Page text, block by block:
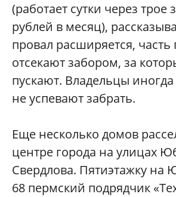
(работает сутки через трое
рублей в месяц),
провал расширяется, часть
отсекают забором, за
пускают. Владельцы
не успевают забрать.
Еще несколько домов
центре города на улицах
Свердлова. Пятиэтажку на
68 пермский подрядчик